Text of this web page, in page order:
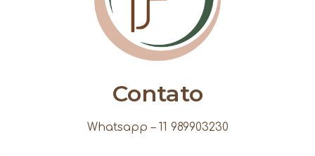
Contato
Whatsapp – 11 989903230